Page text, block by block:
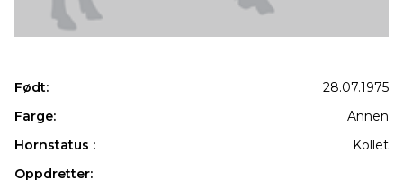
Født:
28.07.1975
Farge:
Annen
Hornstatus :
Kollet
Oppdretter: